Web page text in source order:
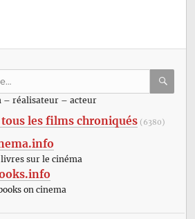
– réalisateur – acteur
les films chroniqués (6380)
livres sur le cinéma
on cinema